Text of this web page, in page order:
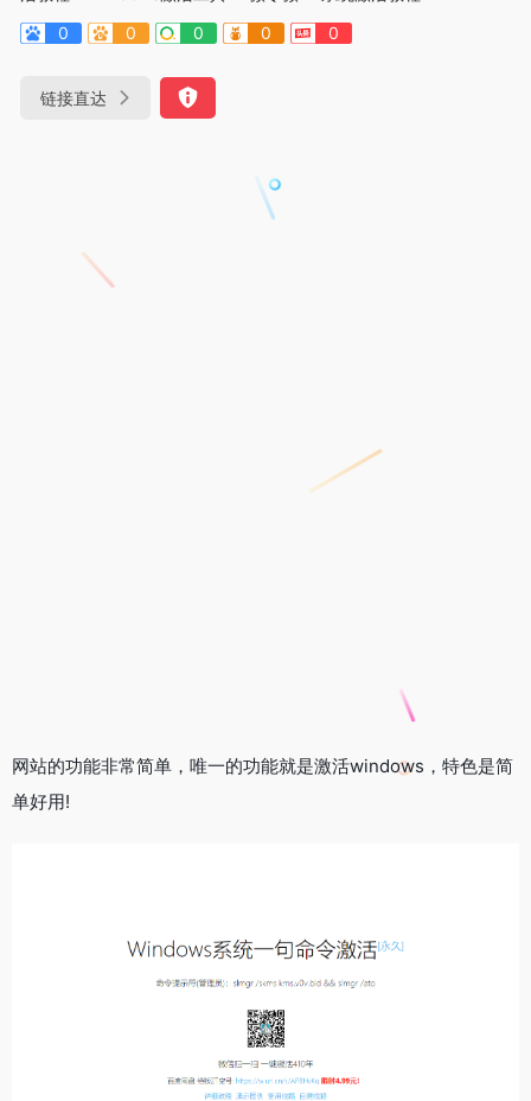
0
0 0 0 0
链接直达
网站的功能非常简单，唯一的功能就是激活windows，特色是简
单好用!